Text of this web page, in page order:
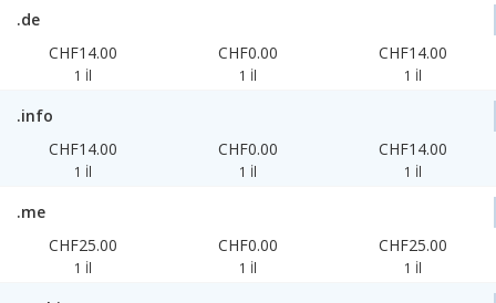
.de
CHF14.00
1 İl
CHF0.00
1 İl
CHF14.00
1 İl
.info
CHF14.00
1 İl
CHF0.00
1 İl
CHF14.00
1 İl
.me
CHF25.00
1 İl
CHF0.00
1 İl
CHF25.00
1 İl